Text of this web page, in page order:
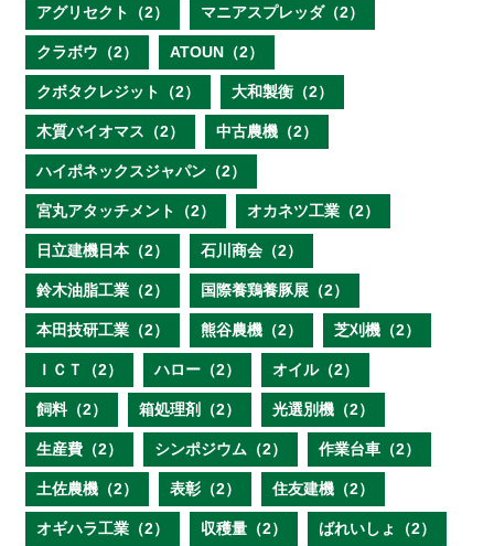
アグリセクト（2） マニアスプレッダ（2）
クラボウ（2） ATOUN（2）
クボタクレジット（2） 大和製衡（2）
木質バイオマス（2） 中古農機（2）
ハイポネックスジャパン（2）
宮丸アタッチメント（2） オカネツ工業（2）
日立建機日本（2） 石川商会（2）
鈴木油脂工業（2） 国際養鶏養豚展（2）
本田技研工業（2） 熊谷農機（2） 芝刈機（2）
ＩＣＴ（2） ハロー（2） オイル（2）
飼料（2） 箱処理剤（2） 光選別機（2）
生産費（2） シンポジウム（2） 作業台車（2）
土佐農機（2） 表彰（2） 住友建機（2）
オギハラ工業（2） 収穫量（2） ばれいしょ（2）